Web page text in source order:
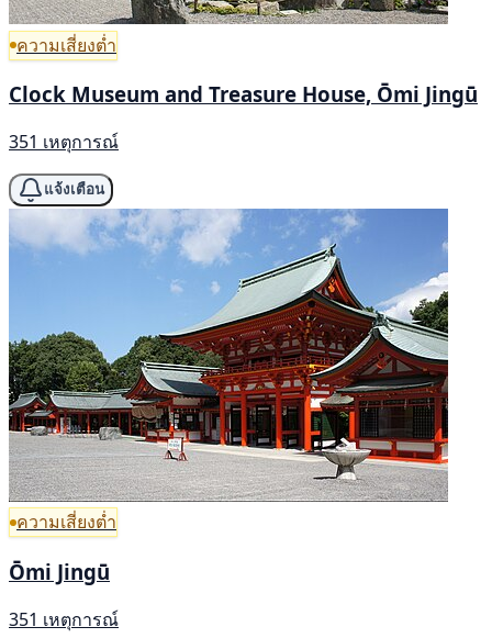
ความเสี่ยงต่ำ
Clock Museum and Treasure House, Ōmi Jingū
351 เหตุการณ์
แจ้งเตือน
ความเสี่ยงต่ำ
Ōmi Jingū
351 เหตุการณ์